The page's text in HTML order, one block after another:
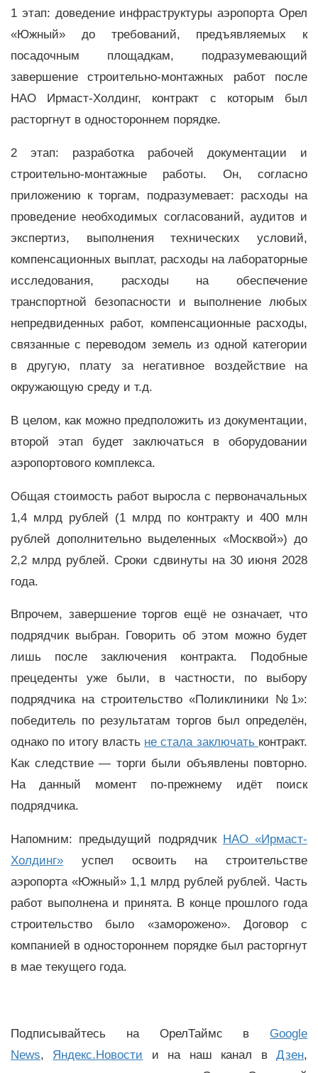
1 этап: доведение инфраструктуры аэропорта Орел
«Южный» до требований, предъявляемых к
посадочным площадкам, подразумевающий
завершение строительно-монтажных работ после
НАО Ирмаст-Холдинг, контракт с которым был
расторгнут в одностороннем порядке.
2 этап: разработка рабочей документации и
строительно-монтажные работы. Он, согласно
приложению к торгам, подразумевает: расходы на
проведение необходимых согласований, аудитов и
экспертиз, выполнения технических условий,
компенсационных выплат, расходы на лабораторные
исследования, расходы на обеспечение
транспортной безопасности и выполнение любых
непредвиденных работ, компенсационные расходы,
связанные с переводом земель из одной категории
в другую, плату за негативное воздействие на
окружающую среду и т.д.
В целом, как можно предположить из документации,
второй этап будет заключаться в оборудовании
аэропортового комплекса.
Общая стоимость работ выросла с первоначальных
1,4 млрд рублей (1 млрд по контракту и 400 млн
рублей дополнительно выделенных «Москвой») до
2,2 млрд рублей. Сроки сдвинуты на 30 июня 2028
года.
Впрочем, завершение торгов ещё не означает, что
подрядчик выбран. Говорить об этом можно будет
лишь после заключения контракта. Подобные
прецеденты уже были, в частности, по выбору
подрядчика на строительство «Поликлиники №1»:
победитель по результатам торгов был определён,
однако по итогу власть не стала заключать контракт.
Как следствие — торги были объявлены повторно.
На данный момент по-прежнему идёт поиск
подрядчика.
Напомним: предыдущий подрядчик НАО «Ирмаст-
Холдинг» успел освоить на строительстве
аэропорта «Южный» 1,1 млрд рублей рублей. Часть
работ выполнена и принята. В конце прошлого года
строительство было «заморожено». Договор с
компанией в одностороннем порядке был расторгнут
в мае текущего года.
Подписывайтесь на ОрелТаймс в Google
News, Яндекс.Новости и на наш канал вДзен,